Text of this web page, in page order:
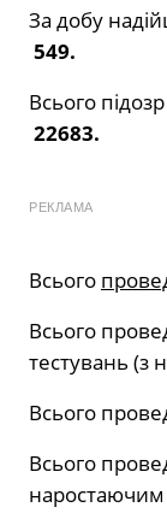
За добу
549.
Всього
22683.
РЕКЛАМА
Всього
Всього
тестувань (з
Всього
Всього
наростаючим